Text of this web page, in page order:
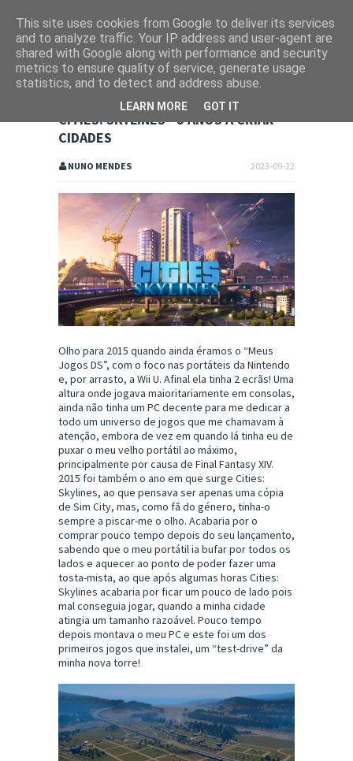
CITIES: SKYLINES - 8 ANOS A CRIAR
CIDADES
2023-09-22
NUNO MENDES
Olho para 2015 quando ainda éramos o “Meus
Jogos DS”, com o foco nas portáteis da Nintendo
e, por arrasto, a Wii U. Afinal ela tinha 2 ecrãs! Uma
altura onde jogava maioritariamente em consolas,
ainda não tinha um PC decente para me dedicar a
todo um universo de jogos que me chamavam à
atenção, embora de vez em quando lá tinha eu de
puxar o meu velho portátil ao máximo,
principalmente por causa de Final Fantasy XIV.
2015 foi também o ano em que surge Cities:
Skylines, ao que pensava ser apenas uma cópia
de Sim City, mas, como fã do género, tinha-o
sempre a piscar-me o olho. Acabaria por o
comprar pouco tempo depois do seu lançamento,
sabendo que o meu portátil ia bufar por todos os
lados e aquecer ao ponto de poder fazer uma
tosta-mista, ao que após algumas horas Cities:
Skylines acabaria por ficar um pouco de lado pois
mal conseguia jogar, quando a minha cidade
atingia um tamanho razoável. Pouco tempo
depois montava o meu PC e este foi um dos
primeiros jogos que instalei, um “test-drive” da
minha nova torre!
This site uses cookies from Google to deliver its services
and to analyze traffic. Your IP address and user-agent are
shared with Google along with performance and security
metrics to ensure quality of service, generate usage
statistics, and to detect and address abuse.
LEARN MORE GOT IT